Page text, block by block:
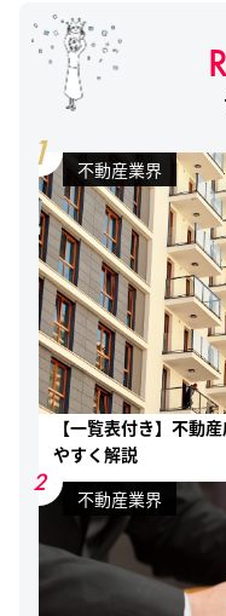
1 不動産業界
【一覧表付き】不動
やすく解説
2
不動産業界